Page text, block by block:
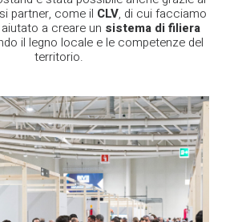
partner, come il CLV, di cui facciamo
a creare un sistema di filiera
il legno locale e le competenze del
territorio.